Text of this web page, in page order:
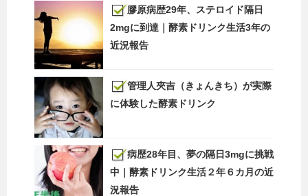
膠原病歴29年、ステロイド隔日
2mgに到達｜酵素ドリンク生活3年の
近況報告
管理人夾吉（きょんきち）が実際
に体験した酵素ドリンク
病歴28年目、夢の隔日3mgに挑戦
中｜酵素ドリンク生活２年６カ月の近
況報告